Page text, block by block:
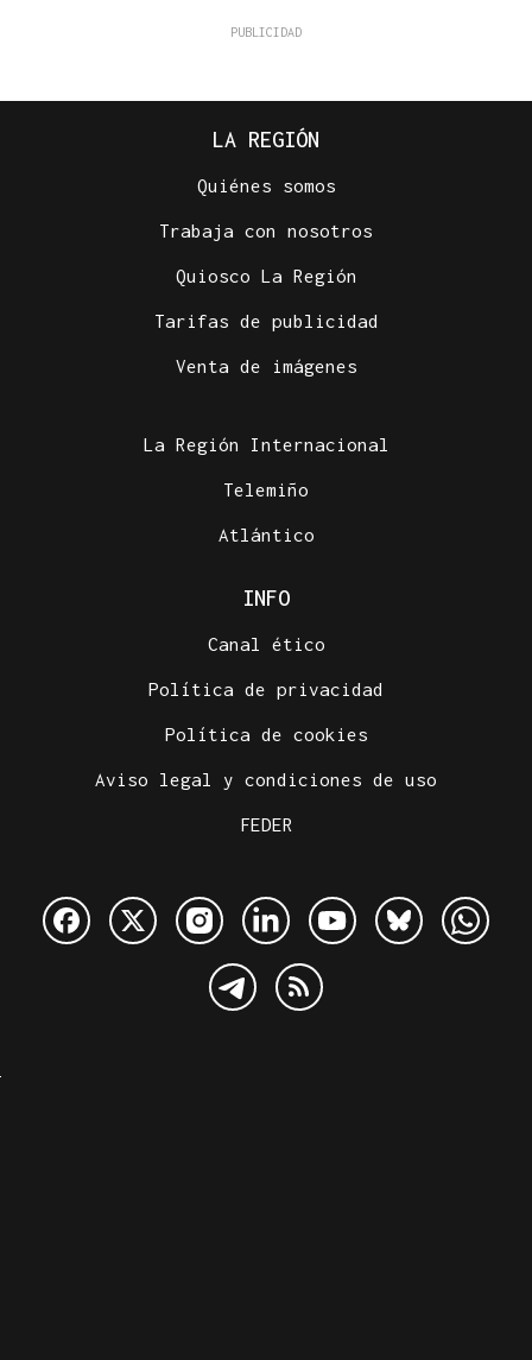
LA REGIÓN
Quiénes somos
Trabaja con nosotros
Quiosco La Región
Tarifas de publicidad
Venta de imágenes
La Región Internacional
Telemiño
Atlántico
INFO
Canal ético
Política de privacidad
Política de cookies
Aviso legal y condiciones de uso
FEDER